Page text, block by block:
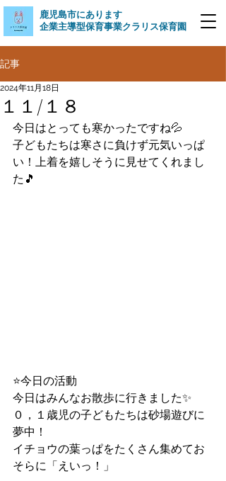
​鹿児島市にあります
企業主導型保育事業クラリス保育園
記事
１１/１８
2024年11月18日
今日はとっても寒かったですね💦
子どもたちは寒さに負けず元気いっぱ
い！上着を嬉しそうに見せてくれまし
た🎵
⭐️今日の活動
今日はみんなお散歩に行きました✨
０，１歳児の子どもたちは砂場遊びに
夢中！
イチョウの葉っぱをたくさん集めてお
そらに「えいっ！」